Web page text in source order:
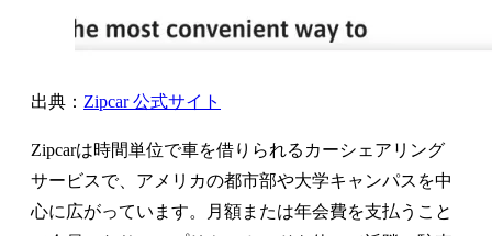
出典： Zipcar 公式サイト
Zipcarは時間単位で車を借りられるカーシェアリング
サービスで、アメリカの都市部や大学キャンパスを中
心に広がっています。月額または年会費を支払うこと